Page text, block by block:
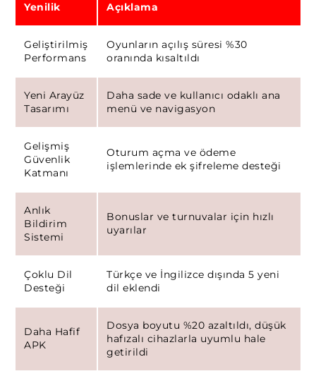
Yenilik Açıklama
Geliştirilmiş
Performans
Oyunların açılış süresi %30
oranında kısaltıldı
Yeni Arayüz
Tasarımı
Daha sade ve kullanıcı odaklı ana
menü ve navigasyon
Gelişmiş
Güvenlik
Katmanı
Oturum açma ve ödeme
işlemlerinde ek şifreleme desteği
Anlık
Bildirim
Sistemi
Bonuslar ve turnuvalar için hızlı
uyarılar
Çoklu Dil
Desteği
Türkçe ve İngilizce dışında 5 yeni
dil eklendi
Daha Hafif
APK
Dosya boyutu %20 azaltıldı, düşük
hafızalı cihazlarla uyumlu hale
getirildi